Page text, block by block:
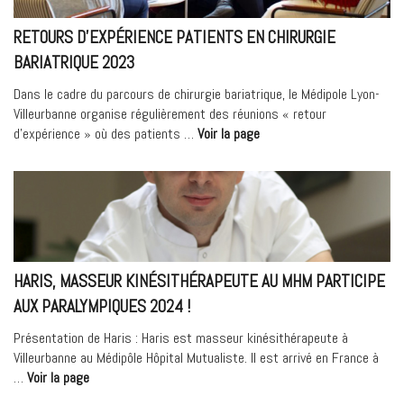
RETOURS D’EXPÉRIENCE PATIENTS EN CHIRURGIE
BARIATRIQUE 2023
Dans le cadre du parcours de chirurgie bariatrique, le Médipole Lyon-
Villeurbanne organise régulièrement des réunions « retour
d’expérience » où des patients … Voir la page« Retours
patients
chirurgie
bariatrique
2023 »
HARIS, MASSEUR KINÉSITHÉRAPEUTE AU MHM PARTICIPE
AUX PARALYMPIQUES 2024 !
Présentation de Haris : Haris est masseur kinésithérapeute à
Villeurbanne au Médipôle Hôpital Mutualiste. Il est arrivé en France à
… Voir la page« Haris,